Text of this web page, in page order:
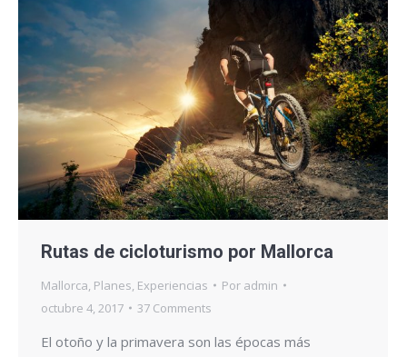
Rutas de cicloturismo por Mallorca
Mallorca Planes Experiencias Por admin
octubre 4, 2017
37 Comments
El otoño y la primavera son las épocas más